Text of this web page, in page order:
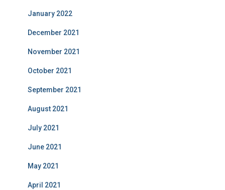
January 2022
December 2021
November 2021
October 2021
September 2021
August 2021
July 2021
June 2021
May 2021
April 2021